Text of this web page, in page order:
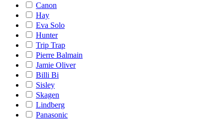
Canon
Hay
Eva Solo
Hunter
Trip Trap
Pierre Balmain
Jamie Oliver
Billi Bi
Sisley
Skagen
Lindberg
Panasonic